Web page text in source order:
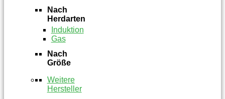
Nach
Herdarten
Induktion
Gas
Nach
Größe
Weitere
Hersteller